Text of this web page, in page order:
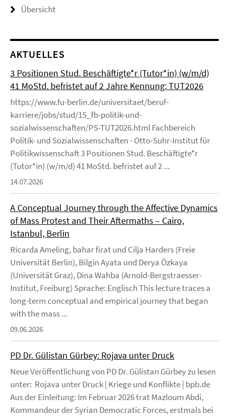
Übersicht
AKTUELLES
3 Positionen Stud. Beschäftigte*r (Tutor*in) (w/m/d)
41 MoStd. befristet auf 2 Jahre Kennung: TUT2026
https://www.fu-berlin.de/universitaet/beruf-
karriere/jobs/stud/15_fb-politik-und-
sozialwissenschaften/PS-TUT2026.html Fachbereich
Politik- und Sozialwissenschaften - Otto-Suhr-Institut für
Politikwissenschaft 3 Positionen Stud. Beschäftigte*r
(Tutor*in) (w/m/d) 41 MoStd. befristet auf 2 ...
14.07.2026
A Conceptual Journey through the Affective Dynamics
of Mass Protest and Their Aftermaths – Cairo,
Istanbul, Berlin
Ricarda Ameling, bahar firat und Cilja Harders (Freie
Universität Berlin), Bilgin Ayata und Derya Özkaya
(Universität Graz), Dina Wahba (Arnold-Bergstraesser-
Institut, Freiburg) Sprache: Englisch This lecture traces a
long-term conceptual and empirical journey that began
with the mass ...
09.06.2026
PD Dr. Gülistan Gürbey: Rojava unter Druck
Neue Veröffentlichung von PD Dr. Gülistan Gürbey zu lesen
unter: Rojava unter Druck | Kriege und Konflikte | bpb.de
Aus der Einleitung: Im Februar 2026 trat Mazloum Abdi,
Kommandeur der Syrian Democratic Forces, erstmals bei